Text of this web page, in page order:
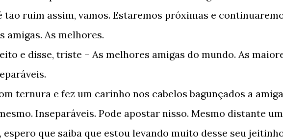
tão ruim assim, vamos. Estaremos próximas e
amigas. As melhores.
e disse, triste – As melhores amigas do mundo. As
ternura e fez um carinho nos cabelos bagunçados a amiga
Inseparáveis. Pode apostar nisso. Mesmo distante um
espero que saiba que estou levando muito desse seu